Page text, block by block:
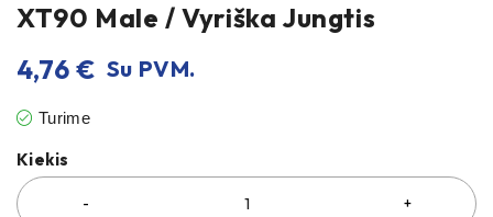
XT90 Male / Vyriška Jungtis
4,76 € Su PVM.
Turime
Kiekis